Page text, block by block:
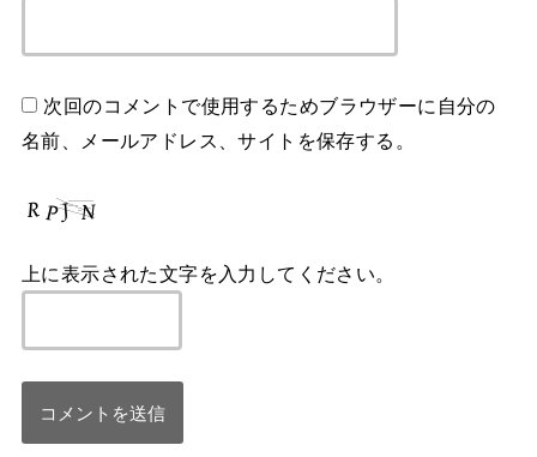
次回のコメントで使用するためブラウザーに自分の
名前、メールアドレス、サイトを保存する。
上に表示された文字を入力してください。